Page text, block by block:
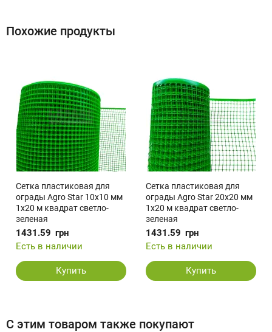
Похожие продукты
Сетка пластиковая для
ограды Agro Star 10х10 мм
1х20 м квадрат светло-
зеленая
1431.59 грн
Есть в наличии
Купить
Сетка пластиковая для
ограды Agro Star 20х20 мм
1х20 м квадрат светло-
зеленая
1431.59 грн
Есть в наличии
Купить
С этим товаром также покупают